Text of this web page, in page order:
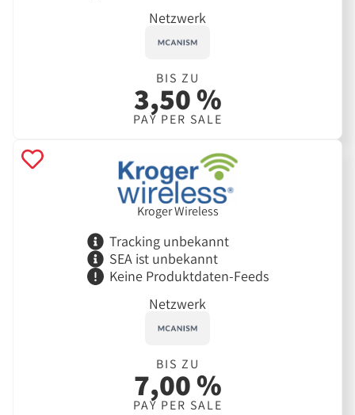
Netzwerk
BIS ZU
3,50 %
PAY PER SALE
Kroger Wireless
Tracking unbekannt
SEA ist unbekannt
Keine Produktdaten-Feeds
Netzwerk
BIS ZU
7,00 %
PAY PER SALE